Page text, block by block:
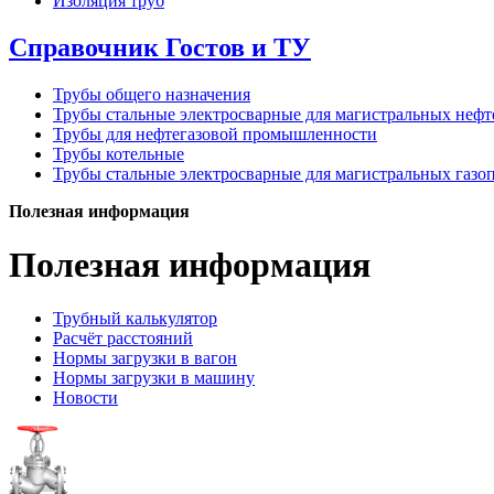
Справочник Гостов и ТУ
Трубы общего назначения
Трубы стальные электросварные для магистральных
Трубы для нефтегазовой промышленности
Трубы котельные
Трубы стальные электросварные для магистральных
Полезная информация
Полезная информация
Трубный калькулятор
Расчёт расстояний
Нормы загрузки в вагон
Нормы загрузки в машину
Новости